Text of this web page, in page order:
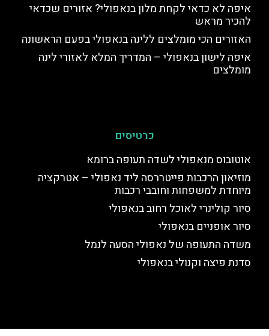
איפה לא כדאי לקחת מלון בנאפולי? אזורים שכדאי
להכיר מראש
האזורים הכי מומלצים ללינה בנאפולי בפעם הראשונה
איפה לישון בנאפולי – המדריך המלא לאזורי לינה
מומלצים
כרטיסים
אוטובוס מנאפולי לשדה תעופה ברומא
מוזיאון הרכבות פייטררסה ליד נאפולי – אטרקציה
מיוחדת למשפחות וחובבי רכבות
סיור קולינרי לאוכל רחוב בנאפולי
סיור אופניים בנאפולי
משדה התעופה של נאפולי הסעה לנמל
סדנת פיצה וקנולי בנאפולי